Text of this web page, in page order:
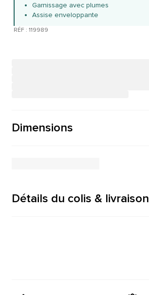
Garnissage avec plumes
Assise enveloppante
RÉF : 119989
Dimensions
Détails du colis & livraison